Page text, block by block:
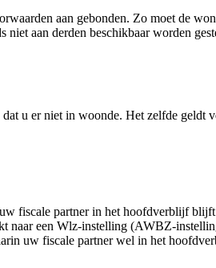
aan gebonden. Zo moet de
aan derden beschikbaar worden
u er niet in woonde. Het zelfde geldt
fiscale partner in het hoofdverblijf
naar een Wlz-instelling (AWBZ-
uw fiscale partner wel in het